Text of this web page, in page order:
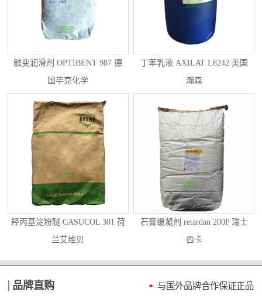
触变润滑剂 OPTIBENT 987 德
国毕克化学
丁苯乳液 AXILAT L8242 美国
瀚森
羟丙基淀粉醚 CASUCOL 301 荷
兰艾维贝
石膏缓凝剂 retardan 200P 瑞士
西卡
品牌直购 与国外品牌合作保证正品